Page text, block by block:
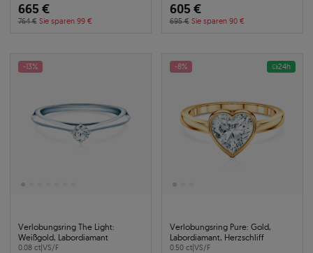
665 €
764 € Sie sparen 99 €
605 €
695 € Sie sparen 90 €
-13%
Verlobungsring The Light:
Weißgold, Labordiamant
0.08 ct|VS/F
-8% 24h
Verlobungsring Pure: Gold,
Labordiamant, Herzschliff
0.50 ct|VS/F